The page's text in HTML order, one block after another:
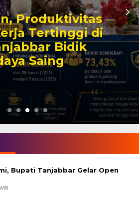
Produktivitas
Tertinggi di
Bidik
Saing
Bupati Tanjabbar Gelar Open